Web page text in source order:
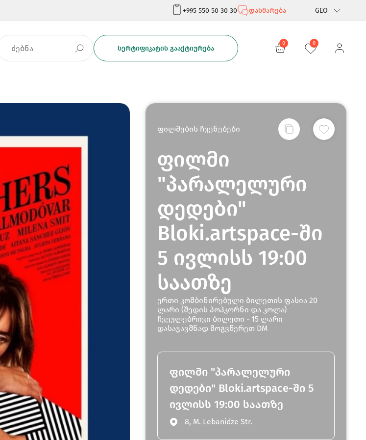
+995 550 50 30 30 დახმარება GEO
Rus
ᲡᲔᲠᲢᲘᲤᲘᲙᲐᲢᲘᲡ ᲒᲐᲐᲥᲢᲘᲣᲠᲔᲑᲐ
0 0
ფილმების ჩვენებები
ფილმი
"პარალელური
დედები"
Bloki.artspace-ში
5 ივლისს 19:00
საათზე
ერთი კომბინირებული ბილეთის ფასია 20
ლარი (შედის პოპკორნი და კოლა)
ჩვეულებრივი ბილეთი - 15 ლარი
დასაჯავშნად მოგვწერეთ DM
ფილმი "პარალელური
დედები" Bloki.artspace-ში 5
ივლისს 19:00 საათზე
8, M. Lebanidze Str.